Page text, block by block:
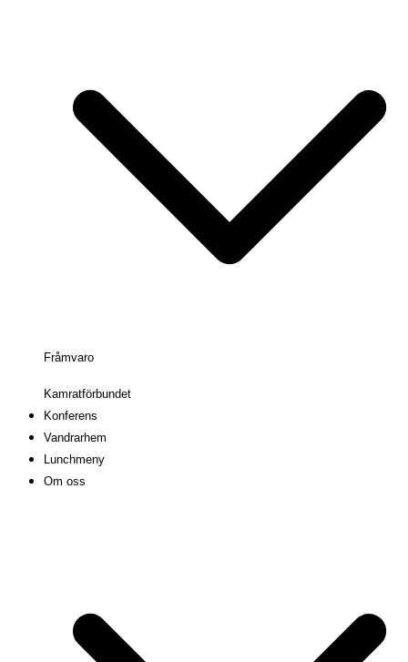
Fråmvaro
Kamratförbundet
Konferens
Vandrarhem
Lunchmeny
Om oss